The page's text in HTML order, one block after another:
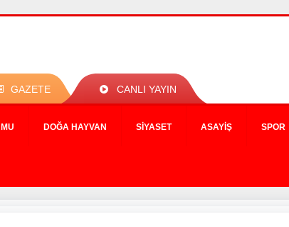
GAZETE CANLI YAYIN
DOĞA HAYVAN SIYASET ASAYIŞ SPOR